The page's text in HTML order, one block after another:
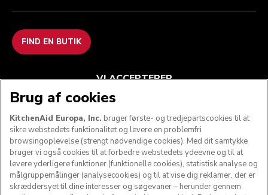
FIND EN BUTIK
VI ACCEPTERER
FØLG OS
Brug af cookies
KitchenAid Europa, Inc. bruger første- og tredjepartscookies til at
sikre webstedets funktionalitet og levere en problemfri
browsingoplevelse (strengt nødvendige cookies). Med dit samtykke
bruger vi også cookies til at forbedre webstedets ydeevne og til at
levere yderligere funktioner (funktionelle cookies), statistisk analyse og
målgruppemålinger (analysecookies) og til at vise dig reklamer, der er
skræddersyet til dine interesser og søgevaner – herunder gennem